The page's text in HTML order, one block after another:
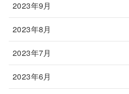
2023年9月
2023年8月
2023年7月
2023年6月